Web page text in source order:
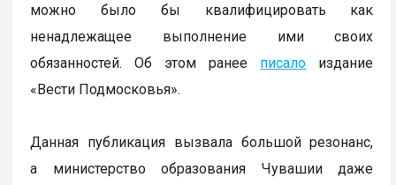
можно было бы квалифицировать как
ненадлежащее выполнение ими своих
обязанностей. Об этом ранее писало издание
«Вести Подмосковья».
Данная публикация вызвала большой резонанс,
а министерство образования Чувашии даже